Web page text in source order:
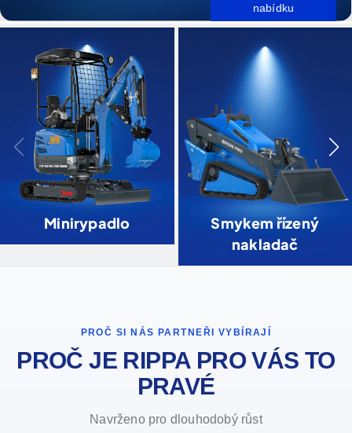
nabídku
Minirypadlo
Smykem řízený
nakladač
PROČ SI NÁS PARTNEŘI VYBÍRAJÍ
PROČ JE RIPPA PRO VÁS TO
PRAVÉ
Navrženo pro dlouhodobý růst